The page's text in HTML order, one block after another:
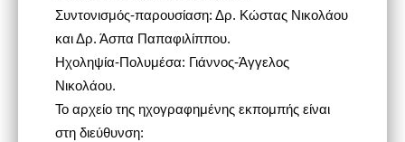
Συντονισμός-παρουσίαση: Δρ. Κώστας Νικολάου
και Δρ. Άσπα Παπαφιλίππου.
Ηχοληψία-Πολυμέσα: Γιάννος-Άγγελος
Νικολάου.
Το αρχείο της ηχογραφημένης εκπομπής είναι
στη διεύθυνση: